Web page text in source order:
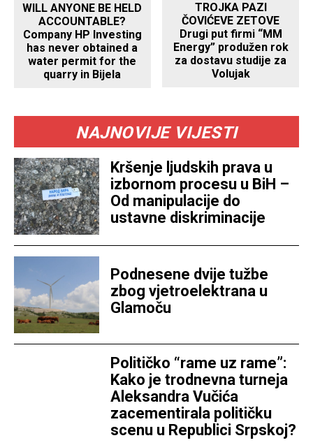
WILL ANYONE BE HELD
ACCOUNTABLE?
Company HP Investing
has never obtained a
water permit for the
quarry in Bijela
TROJKA PAZI
ČOVIĆEVE ZETOVE
Drugi put firmi “MM
Energy” produžen rok
za dostavu studije za
Volujak
NAJNOVIJE VIJESTI
Kršenje ljudskih prava u
izbornom procesu u BiH –
Od manipulacije do
ustavne diskriminacije
Podnesene dvije tužbe
zbog vjetroelektrana u
Glamoču
Političko “rame uz rame”:
Kako je trodnevna turneja
Aleksandra Vučića
zacementirala političku
scenu u Republici Srpskoj?